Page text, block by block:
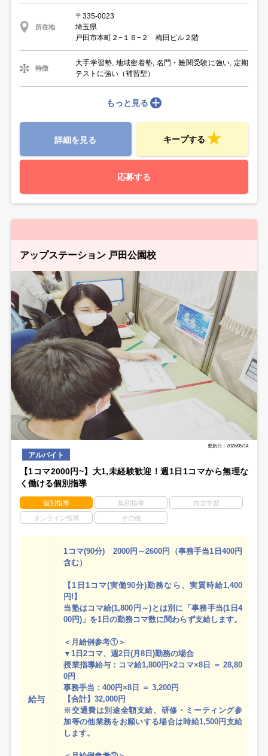
所在地
〒335-0023
埼玉県
戸田市本町２−１６−２ 梅田ビル２階
特徴
大手学習塾, 地域密着塾, 名門・難関受験に強い, 定期
テストに強い（補習型）
もっと見る
詳細を見る キープする
応募する
アップステーション 戸田公園校
更新日：2026/05/14
アルバイト
【1コマ2000円~】大1,未経験歓迎！週1日1コマから無理な
く働ける個別指導
個別指導 集団指導 自立学習
オンライン指導 その他
給与
1コマ(90分) 2000円～2600円（事務手当1日400円
含む）
【1日1コマ(実働90分)勤務なら、実質時給1,400
円!】
当塾はコマ給(1,800円～)とは別に「事務手当(1日4
00円)」を1日の勤務コマ数に関わらず支給します。
＜月給例参考①＞
▼1日2コマ、週2日(月8日)勤務の場合
授業指導給与：コマ給1,800円×2コマ×8日 ＝ 28,80
0円
事務手当：400円×8日 ＝ 3,200円
【合計】32,000円
※交通費は別途全額支給、研修・ミーティング参
加等の他業務をお願いする場合は時給1,500円支給
します。